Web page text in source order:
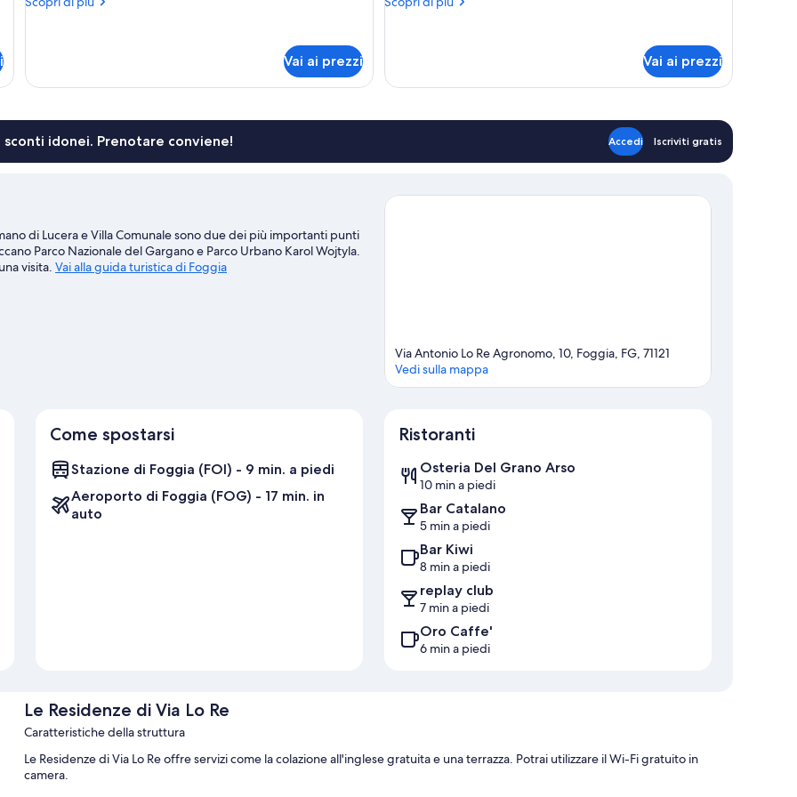
(Soho)
(Soho)
Vai ai prezzi
(Chelsea)
(Chelsea)
Vai ai prezzi
idonei. Prenotare conviene! Accedi Iscriviti gratis
di Lucera e Villa Comunale sono due dei più importanti punti
Parco Nazionale del Gargano e Parco Urbano Karol Wojtyla.
visita. Vai alla guida turistica di Foggia
Via Antonio Lo Re Agronomo, 10, Foggia, FG, 71121
Vedi sulla mappa
Come spostarsi
Stazione di Foggia (FOI) - 9 min. a piedi
Aeroporto di Foggia (FOG) - 17 min. in
auto
Ristoranti
Osteria Del Grano Arso
10 min a piedi
Bar Catalano
5 min a piedi
Bar Kiwi
8 min a piedi
replay club
7 min a piedi
Oro Caffe'
6 min a piedi
Le Residenze di Via Lo Re
Caratteristiche della struttura
Le Residenze di Via Lo Re offre servizi come la colazione all'inglese gratuita e una terrazza. Potrai utilizzare il Wi-Fi gratuito in
camera.